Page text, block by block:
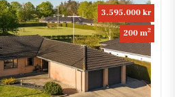
3.595.000 kr
200 m2